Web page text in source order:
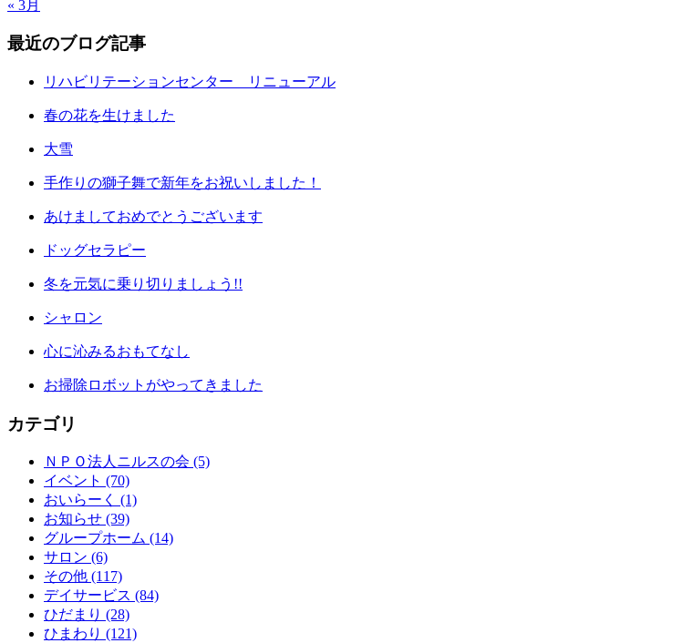
« 3月
最近のブログ記事
リハビリテーションセンター リニューアル
春の花を生けました
大雪
手作りの獅子舞で新年をお祝いしました！
あけましておめでとうございます
ドッグセラピー
冬を元気に乗り切りましょう!!
シャロン
心に沁みるおもてなし
お掃除ロボットがやってきました
カテゴリ
ＮＰＯ法人ニルスの会 (5)
イベント (70)
おいらーく (1)
お知らせ (39)
グループホーム (14)
サロン (6)
その他 (117)
デイサービス (84)
ひだまり (28)
ひまわり (121)